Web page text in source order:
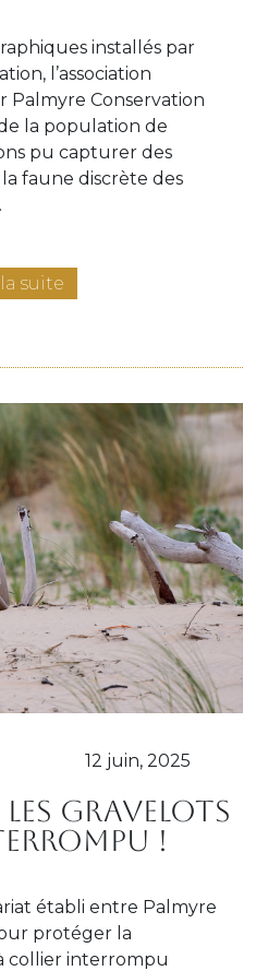
installés par
l’association
Palmyre Conservation
la population de
pu capturer des
faune discrète des
suite
12 juin, 2025
les gravelots
!
établi entre Palmyre
protéger la
collier interrompu